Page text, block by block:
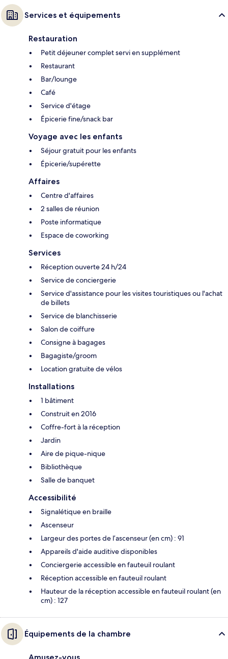
Services et équipements
Restauration
Petit déjeuner complet servi en supplément
Restaurant
Bar/lounge
Café
Service d'étage
Épicerie fine/snack bar
Voyage avec les enfants
Séjour gratuit pour les enfants
Épicerie/supérette
Affaires
Centre d'affaires
2 salles de réunion
Poste informatique
Espace de coworking
Services
Réception ouverte 24 h/24
Service de conciergerie
Service d'assistance pour les visites touristiques ou l'achat
de billets
Service de blanchisserie
Salon de coiffure
Consigne à bagages
Bagagiste/groom
Location gratuite de vélos
Installations
1 bâtiment
Construit en 2016
Coffre-fort à la réception
Jardin
Aire de pique-nique
Bibliothèque
Salle de banquet
Accessibilité
Signalétique en braille
Ascenseur
Largeur des portes de l’ascenseur (en cm) : 91
Appareils d'aide auditive disponibles
Conciergerie accessible en fauteuil roulant
Réception accessible en fauteuil roulant
Hauteur de la réception accessible en fauteuil roulant (en
cm) : 127
Équipements de la chambre